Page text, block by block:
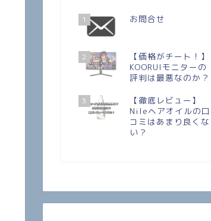
1 お問合せ
2
【価格がチート！】
KOORUIモニターの
評判は最悪なのか？
3
【徹底レビュー】
Nileヘアオイルの口
コミはあまり良くな
い？